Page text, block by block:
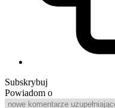
Subskrybuj
Powiadom o